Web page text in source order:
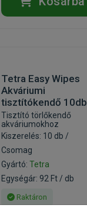
Tetra Easy Wipes
Akváriumi
tisztítókendő 10db
Tisztító törlőkendő
akváriumokhoz
Kiszerelés: 10 db /
Csomag
Gyártó:Tetra
Egységár: 92 Ft / db
Raktáron